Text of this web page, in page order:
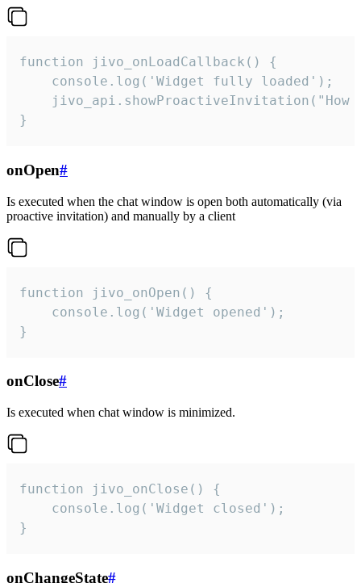
function jivo_onLoadCallback() {
    console.log('Widget fully loaded');
jivo_api.showProactiveInvitation("How
}
onOpen#
Is executed when the chat window is open both automatically (via
proactive invitation) and manually by a client
function jivo_onOpen() {
    console.log('Widget opened');
}
onClose#
Is executed when chat window is minimized.
function jivo_onClose() {
    console.log('Widget closed');
}
onChangeState#